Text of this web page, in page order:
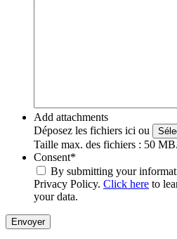
Add attachments
Déposez les fichiers ici ou
Taille max. des fichiers : 50 MB.
Consent*
By submitting your
Privacy Policy. Click here to
your data.
Envoyer